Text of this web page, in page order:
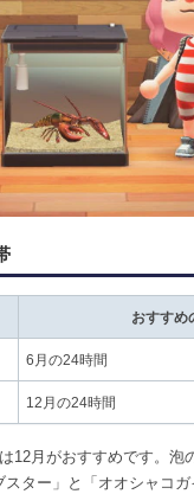
おすすめ
6月の24時間
12月の24時間
12月がおすすめです。泡
スター」と「オオシャコ